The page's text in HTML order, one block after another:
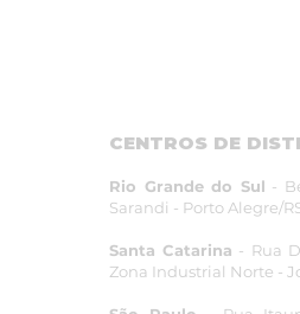
CENTROS DE
Rio Grande do Sul -
Sarandi - Porto Alegre/
Santa Catarina - Rua
Zona Industrial Norte -